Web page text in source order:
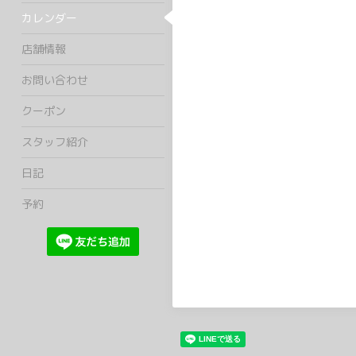
カレンダー
店舗情報
お問い合わせ
クーポン
スタッフ紹介
日記
予約